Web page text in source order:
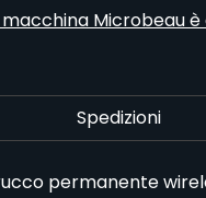
Microbeau
Spedizioni
permanente